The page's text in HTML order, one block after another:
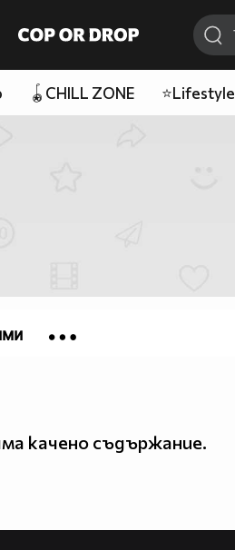
🪀CHILL ZONE ⭐Lifestyle
качено съдържание.